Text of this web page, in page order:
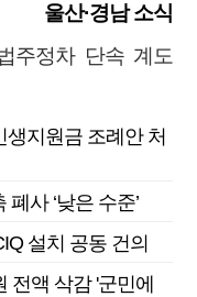
울산·경남 소식
주정차 단속 계도
생지원금 조례안 처
사 ‘낮은 수준’
설치 공동 건의
전액 삭감 '군민에